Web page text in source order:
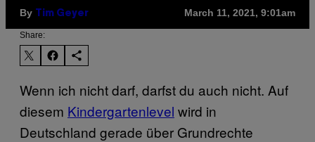
By Tim Geyer March 11, 2021, 9:01am
Share:
Wenn ich nicht darf, darfst du auch nicht. Auf
diesem Kindergartenlevel wird in
Deutschland gerade über Grundrechte